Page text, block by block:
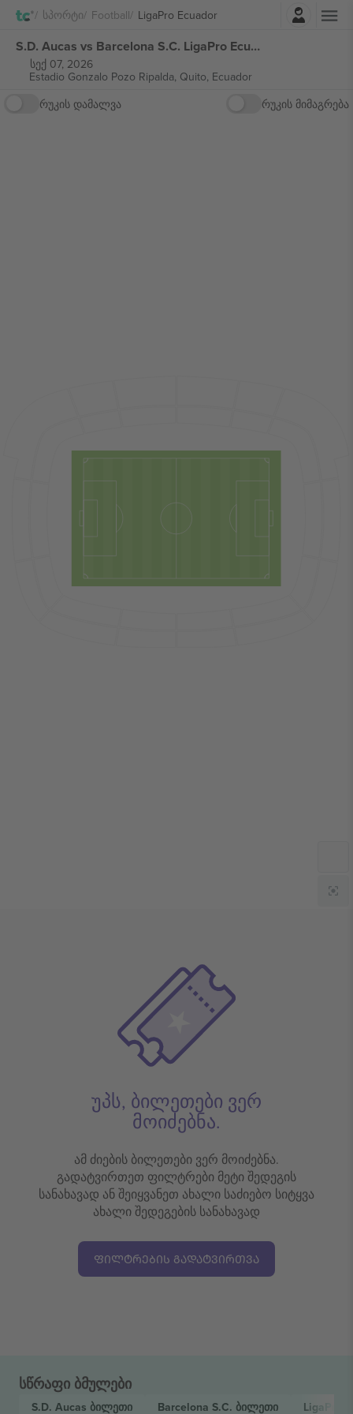
Სპორტი Football LigaPro Ecuadorშესვლა
S.D. Aucas vs Barcelona S.C. LigaPro Ecuador ბილეთი
სექ 07, 2026
Estadio Gonzalo Pozo Ripalda, Quito, Ecuador
რუკის დამალვა
რუკის მიმაგრება
უპს, ბილეთები ვერ
მოიძებნა.
ამ ძიების ბილეთები ვერ მოიძებნა.
გადატვირთეთ ფილტრები მეტი შედეგის
სანახავად ან შეიყვანეთ ახალი საძიებო სიტყვა
ახალი შედეგების სანახავად
ᲤᲘᲚᲢᲠᲔᲑᲘᲡ ᲒᲐᲓᲐᲢᲕᲘᲠᲗᲕᲐ
სწრაფი ბმულები
S.D. Aucas ბილეთი Barcelona S.C. ბილეთი LigaPro